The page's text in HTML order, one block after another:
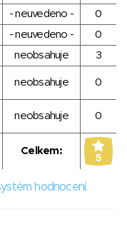
- neuvedeno -
0
- neuvedeno -
0
neobsahuje
3
neobsahuje 0
neobsahuje 0
Celkem:
5
hodnocení.